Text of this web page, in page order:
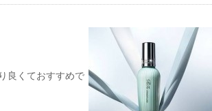
良くておすすめで